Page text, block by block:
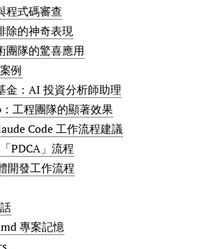
程式碼審查
除的神奇表現
團隊的驚喜應用
例
金：AI 投資分析師助理
工程團隊的顯著效果
Code 工作流程建議
PDCA」流程
開發工作流程
專案記憶